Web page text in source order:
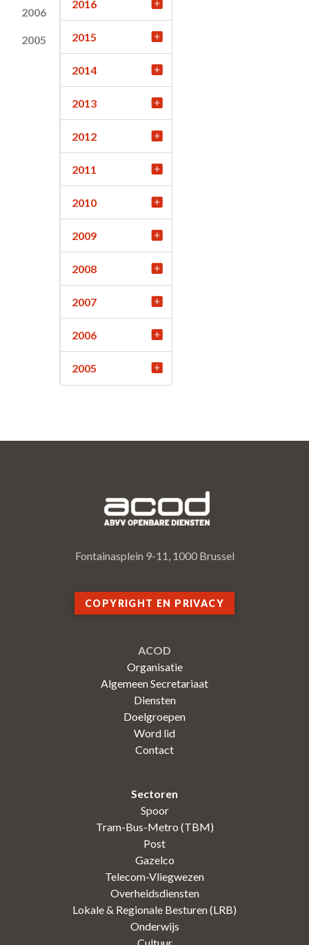
2006
2005
2016
2015
2014
2013
2012
2011
2010
2009
2008
2007
2006
2005
Fontainasplein 9-11, 1000 Brussel
COPYRIGHT EN PRIVACY
ACOD
Organisatie
Algemeen Secretariaat
Diensten
Doelgroepen
Word lid
Contact
Sectoren
Spoor
Tram-Bus-Metro (TBM)
Post
Gazelco
Telecom-Vliegwezen
Overheidsdiensten
Lokale & Regionale Besturen (LRB)
Onderwijs